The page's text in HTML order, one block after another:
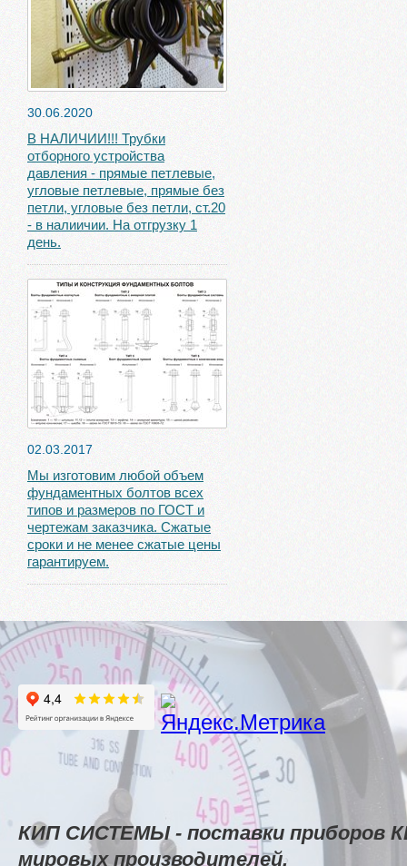
30.06.2020
В НАЛИЧИИ!!! Трубки
отборного устройства
давления - прямые петлевые,
угловые петлевые, прямые без
петли, угловые без петли, ст.20
- в налиичии. На отгрузку 1
день.
02.03.2017
Мы изготовим любой объем
фундаментных болтов всех
типов и размеров по ГОСТ и
чертежам заказчика. Сжатые
сроки и не менее сжатые цены
гарантируем.
КИП СИСТЕМЫ - поставки приборов
мировых производителей.